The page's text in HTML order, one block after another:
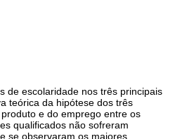
de escolaridade nos três principais
teórica da hipótese dos três
e do emprego entre os
qualificados não sofreram
se observaram os maiores